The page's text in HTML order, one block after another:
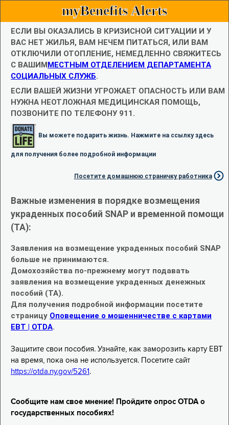
myBenefits Alerts
ЕСЛИ ВЫ ОКАЗАЛИСЬ В КРИЗИСНОЙ СИТУАЦИИ И У
ВАС НЕТ ЖИЛЬЯ, ВАМ НЕЧЕМ ПИТАТЬСЯ, ИЛИ ВАМ
ОТКЛЮЧИЛИ ОТОПЛЕНИЕ, НЕМЕДЛЕННО СВЯЖИТЕСЬ
С ВАШИММЕСТНЫМ ОТДЕЛЕНИЕМ ДЕПАРТАМЕНТА
СОЦИАЛЬНЫХ СЛУЖБ.
ЕСЛИ ВАШЕЙ ЖИЗНИ УГРОЖАЕТ ОПАСНОСТЬ ИЛИ ВАМ
НУЖНА НЕОТЛОЖНАЯ МЕДИЦИНСКАЯ ПОМОЩЬ,
ПОЗВОНИТЕ ПО ТЕЛЕФОНУ 911.
Вы можете подарить жизнь. Нажмите на ссылку здесь
для получения более подробной информации
Посетите домашнюю страничку работника
Важные изменения в порядке возмещения
украденных пособий SNAP и временной помощи
(TA):
Заявления на возмещение украденных пособий SNAP
больше не принимаются.
Домохозяйства по-прежнему могут подавать
заявления на возмещение украденных денежных
пособий (TA).
Для получения подробной информации посетите
страницу Оповещение о мошенничестве с картами
EBT | OTDA.
Защитите свои пособия. Узнайте, как заморозить карту EBT
на время, пока она не используется. Посетите сайт
https://otda.ny.gov/5261 .
Сообщите нам свое мнение! Пройдите опрос OTDA о
государственных пособиях!